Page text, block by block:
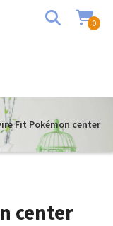
0
Fit Pokémon center
center